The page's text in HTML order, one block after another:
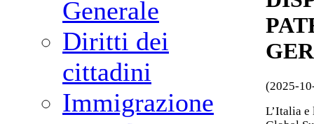
Generale
Diritti dei
cittadini
Immigrazione
(2025-
L’Italia